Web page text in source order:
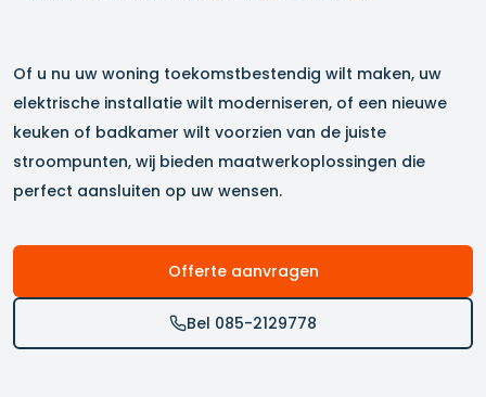
Of u nu uw woning toekomstbestendig wilt maken, uw
elektrische installatie wilt moderniseren, of een nieuwe
keuken of badkamer wilt voorzien van de juiste
stroompunten, wij bieden maatwerkoplossingen die
perfect aansluiten op uw wensen.
Offerte aanvragen
Bel 085-2129778